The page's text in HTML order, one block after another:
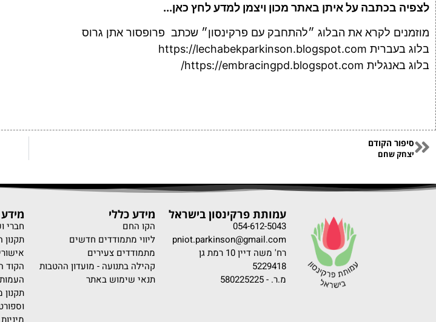
לצפיה בכתבה על איתן באתר מכון ויצמן למדעלחץ כאן...
מוזמנים לקרא את הבלוג ״להתחבק עם פרקינסון״ שכתב פרופסור אתן גרוס
בלוג בעברית https://lechabekparkinson.blogspot.com
בלוג באנגלית https://embracingpd.blogspot.com/
סיפור הקודם
יצחק שחם
עמותת פרקינסון בישראל
054-612-5043
pniot.parkinson@gmail.com
רח' משה דיין 10 רמת גן
5229418
מ.ר. - 580225225
מידע כללי
הקו החם
ליווי מתמודדים חדשים
מתמודדים צעירים
קהילה בתנועה - מועדון ההטבות
תנאי שימוש באתר
חברי
הקוד
תקנון